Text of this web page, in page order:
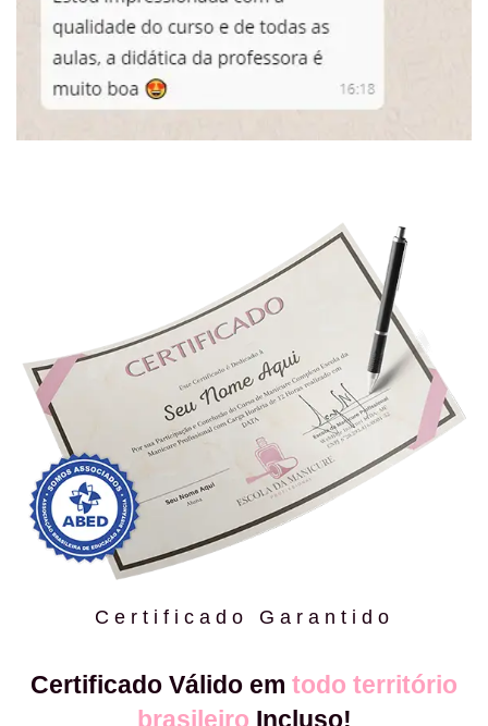
Certificado Garantido
Certificado Válido em todo território
brasileiro Incluso!